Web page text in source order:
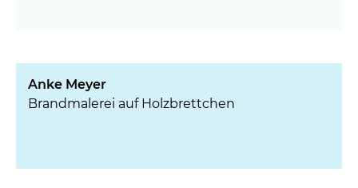
Anke Meyer
Brandmalerei auf Holzbrettchen